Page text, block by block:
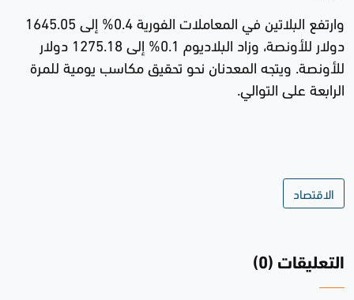
وارتفع البلاتين في المعاملات الفورية 0.4% إلى 1645.05
دولار للأونصة، وزاد البلاديوم 0.1% إلى 1275.18 دولار
للأونصة. ويتجه المعدنان نحو تحقيق مكاسب يومية للمرة
الرابعة على التوالي.
الاقتصاد
التعليقات (0)